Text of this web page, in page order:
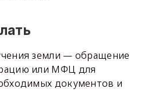
земли — обращение
или МФЦ для
документов и